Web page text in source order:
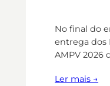
No final do
entrega dos
AMPV 2026
Ler mais →